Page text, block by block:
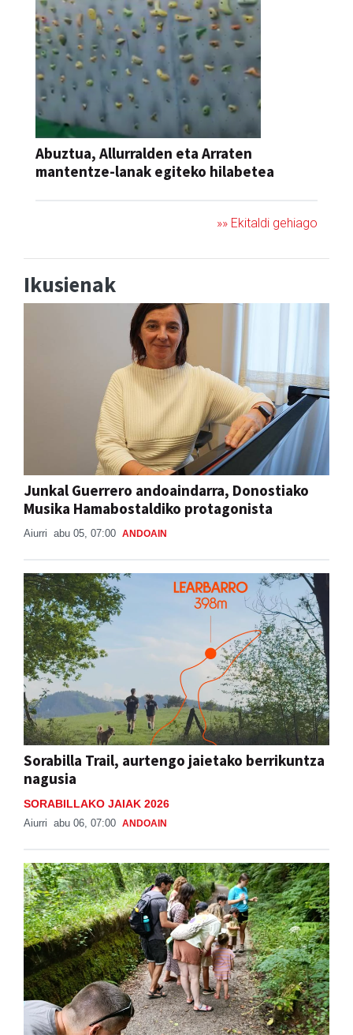
Abuztua, Allurralden eta Arraten
mantentze-lanak egiteko hilabetea
»» Ekitaldi gehiago
Ikusienak
Junkal Guerrero andoaindarra, Donostiako
Musika Hamabostaldiko protagonista
Aiurri abu 05, 07:00 ANDOAIN
Sorabilla Trail, aurtengo jaietako berrikuntza
nagusia
SORABILLAKO JAIAK 2026
Aiurri abu 06, 07:00 ANDOAIN